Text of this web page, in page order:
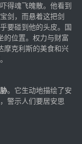
得魂飞魄散。他看到
剑，而悬着这把剑
要碰到他的头皮。国
的位置。权力与财富
摩克利斯的美食和兴
。它生动地描绘了安
警示人们要居安思